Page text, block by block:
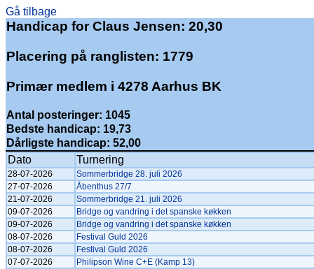
Gå tilbage
Handicap for Claus Jensen: 20,30
Placering på ranglisten: 1779
Primær medlem i 4278 Aarhus BK
Antal posteringer: 1045
Bedste handicap: 19,73
Dårligste handicap: 52,00
Dato
Turnering
28-07-2026
Sommerbridge 28. juli 2026
27-07-2026
Åbenthus 27/7
21-07-2026
Sommerbridge 21. juli 2026
09-07-2026
Bridge og vandring i det spanske køkken
09-07-2026
Bridge og vandring i det spanske køkken
08-07-2026
Festival Guld 2026
08-07-2026
Festival Guld 2026
07-07-2026
Philipson Wine C+E (Kamp 13)